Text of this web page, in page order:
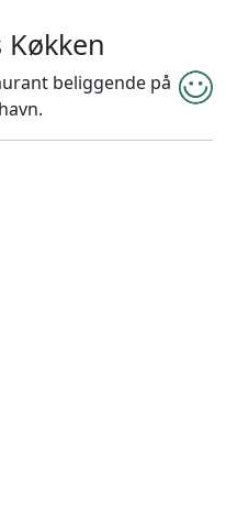
beliggende på